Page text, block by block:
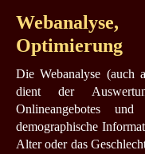
Optimierung
Die Webanalyse (auch
dient der
Onlineangebotes
demographische
Alter oder das